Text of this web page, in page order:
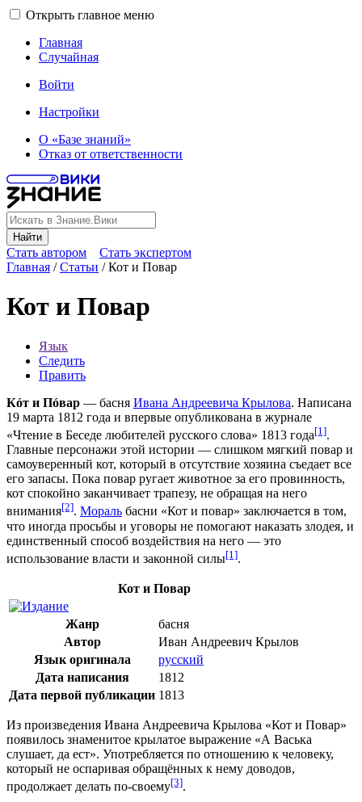
Открыть главное меню
Главная
Случайная
Войти
Настройки
О «Базе знаний»
Отказ от ответственности
Найти
Стать автором
Стать экспертом
Главная /Статьи /Кот и Повар
Кот и Повар
Язык
Следить
Править
Кóт и Пóвар — басня Ивана Андреевича Крылова. Написана
19 марта 1812 года и впервые опубликована в журнале
«Чтение в Беседе любителей русского слова» 1813 года[1].
Главные персонажи этой истории — слишком мягкий повар и
самоуверенный кот, который в отсутствие хозяина съедает все
его запасы. Пока повар ругает животное за его провинность,
кот спокойно заканчивает трапезу, не обращая на него
внимания[2]. Мораль басни «Кот и повар» заключается в том,
что иногда просьбы и уговоры не помогают наказать злодея, и
единственный способ воздействия на него — это
использование власти и законной силы[1].
Кот и Повар
Жанр
басня
Автор
Иван Андреевич Крылов
Язык оригинала
русский
Дата написания
1812
Дата первой публикации 1813
Из произведения Ивана Андреевича Крылова «Кот и Повар»
появилось знаменитое крылатое выражение «А Васька
слушает, да ест». Употребляется по отношению к человеку,
который не оспаривая обращённых к нему доводов,
продолжает делать по-своему[3].